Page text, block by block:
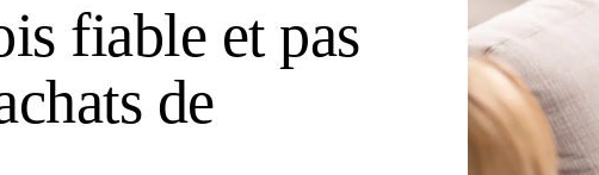
fiable et pas
de